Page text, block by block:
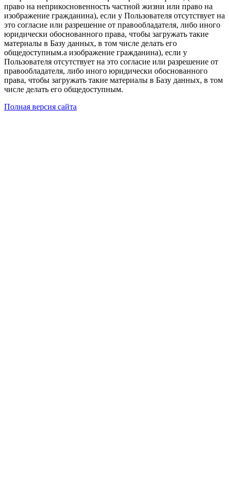
право на неприкосновенность частной жизни или право на
изображение гражданина), если у Пользователя отсутствует на
это согласие или разрешение от правообладателя, либо иного
юридически обоснованного права, чтобы загружать такие
материалы в Базу данных, в том числе делать его
общедоступным.а изображение гражданина), если у
Пользователя отсутствует на это согласие или разрешение от
правообладателя, либо иного юридически обоснованного
права, чтобы загружать такие материалы в Базу данных, в том
числе делать его общедоступным.
Полная версия сайта